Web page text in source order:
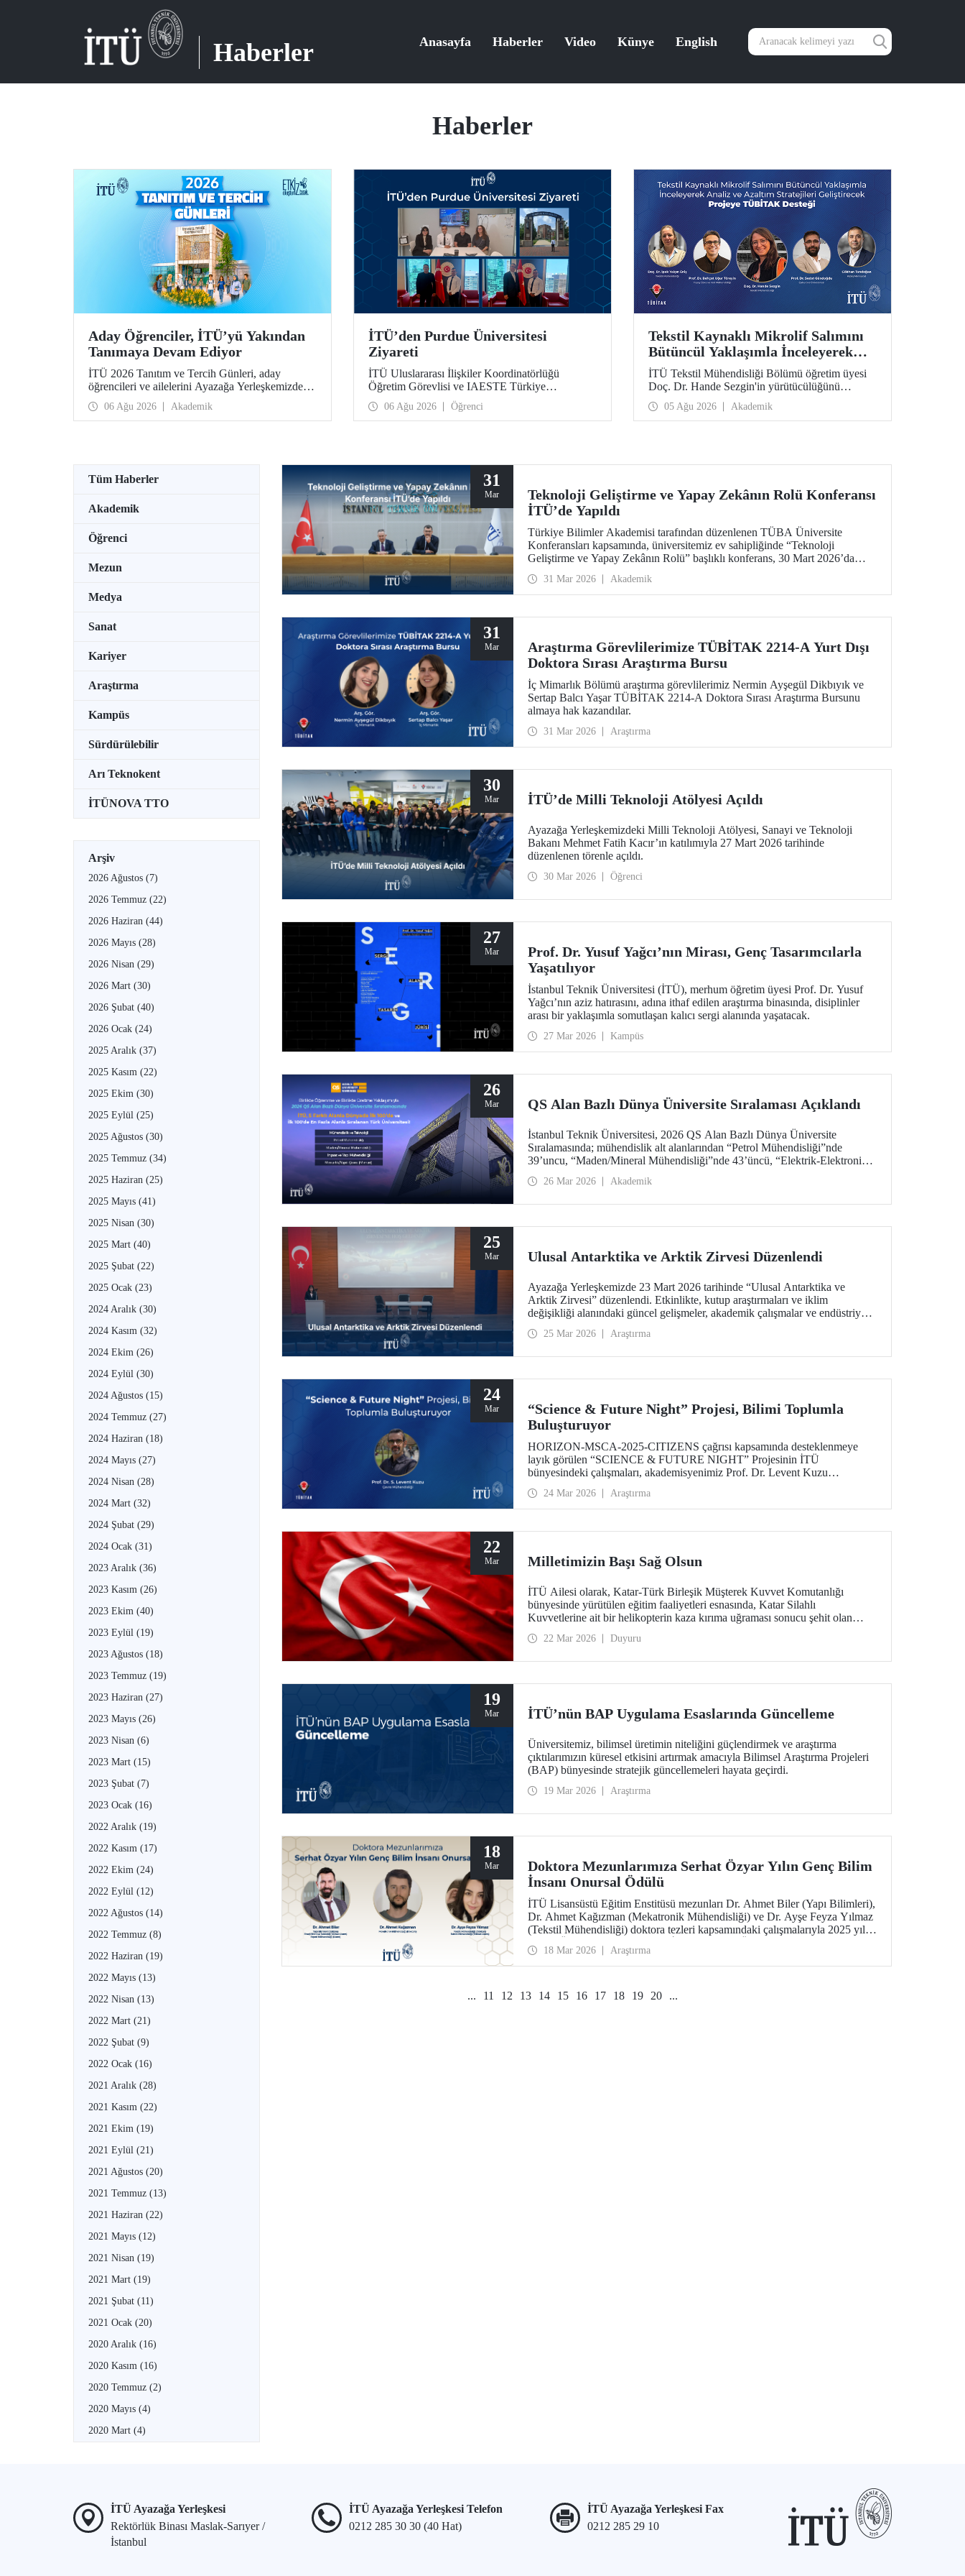
Haberler Anasayfa Haberler Video Künye English
Haberler
Aday Öğrenciler, İTÜ’yü Yakından
Tanımaya Devam Ediyor
İTÜ 2026 Tanıtım ve Tercih Günleri, aday
öğrencileri ve ailelerini Ayazağa Yerleşkemizde
ağırlamaya devam ediyor. Tanıtım ve Tercih
Günleri 7 Ağustos’ta tamamlanacak, ilgili fakülte
ve birimler adaylara bilgi vermeye devam edecek.
06 Ağu 2026 Akademik
İTÜ’den Purdue Üniversitesi
Ziyareti
İTÜ Uluslararası İlişkiler Koordinatörlüğü
Öğretim Görevlisi ve IAESTE Türkiye
Sorumlusu Cahit Okan, akademik ilişkileri ve iş
birliğini geliştirmek amacıyla 20-27 Temmuz
tarihlerinde ABD’de dünyanın önde gelen
06 Ağu 2026 Öğrenci
Tekstil Kaynaklı Mikrolif Salımını
Bütüncül Yaklaşımla İnceleyerek
Analiz ve Azaltım Stratejileri
Geliştirecek Projeye TÜBİTAK
Desteği
İTÜ Tekstil Mühendisliği Bölümü öğretim üyesi
Doç. Dr. Hande Sezgin'in yürütücülüğünü
üstlendiği “Sürdürülebilir Pamuk ve Polyester
Esaslı Tekstil Ürünlerinde Kullanım Koşullarına
Bağlı Mikrolif Salımı: Aşınma, UV Maruziyeti ve
proje, TÜBİTAK 2515 – COST Aksiyon Üyeleri
desteklenmeye hak kazandı.
05 Ağu 2026 Akademik
Tüm Haberler
Akademik
Öğrenci
Mezun
Medya
Sanat
Kariyer
Araştırma
Kampüs
Sürdürülebilir
Arı Teknokent
İTÜNOVA TTO
Arşiv
2026 Ağustos (7)
2026 Temmuz (22)
2026 Haziran (44)
2026 Mayıs (28)
2026 Nisan (29)
2026 Mart (30)
2026 Şubat (40)
2026 Ocak (24)
2025 Aralık (37)
2025 Kasım (22)
2025 Ekim (30)
2025 Eylül (25)
2025 Ağustos (30)
2025 Temmuz (34)
2025 Haziran (25)
2025 Mayıs (41)
2025 Nisan (30)
2025 Mart (40)
2025 Şubat (22)
2025 Ocak (23)
2024 Aralık (30)
2024 Kasım (32)
2024 Ekim (26)
2024 Eylül (30)
2024 Ağustos (15)
2024 Temmuz (27)
2024 Haziran (18)
2024 Mayıs (27)
2024 Nisan (28)
2024 Mart (32)
2024 Şubat (29)
2024 Ocak (31)
2023 Aralık (36)
2023 Kasım (26)
2023 Ekim (40)
2023 Eylül (19)
2023 Ağustos (18)
2023 Temmuz (19)
2023 Haziran (27)
2023 Mayıs (26)
2023 Nisan (6)
2023 Mart (15)
2023 Şubat (7)
2023 Ocak (16)
2022 Aralık (19)
2022 Kasım (17)
2022 Ekim (24)
2022 Eylül (12)
2022 Ağustos (14)
2022 Temmuz (8)
2022 Haziran (19)
2022 Mayıs (13)
2022 Nisan (13)
2022 Mart (21)
2022 Şubat (9)
2022 Ocak (16)
2021 Aralık (28)
2021 Kasım (22)
2021 Ekim (19)
2021 Eylül (21)
2021 Ağustos (20)
2021 Temmuz (13)
2021 Haziran (22)
2021 Mayıs (12)
2021 Nisan (19)
2021 Mart (19)
2021 Şubat (11)
2021 Ocak (20)
2020 Aralık (16)
2020 Kasım (16)
2020 Temmuz (2)
2020 Mayıs (4)
2020 Mart (4)
31
Mar
Teknoloji Geliştirme ve Yapay Zekânın Rolü Konferansı
İTÜ’de Yapıldı
Türkiye Bilimler Akademisi tarafından düzenlenen TÜBA Üniversite
Konferansları kapsamında, üniversitemiz ev sahipliğinde “Teknoloji
Geliştirme ve Yapay Zekânın Rolü” başlıklı konferans, 30 Mart 2026’da
31 Mar 2026 Akademik
31
Mar
Araştırma Görevlilerimize TÜBİTAK 2214-A Yurt Dışı
Doktora Sırası Araştırma Bursu
İç Mimarlık Bölümü araştırma görevlilerimiz Nermin Ayşegül Dikbıyık ve
Sertap Balcı Yaşar TÜBİTAK 2214-A Doktora Sırası Araştırma Bursunu
almaya hak kazandılar.
31 Mar 2026 Araştırma
30
Mar İTÜ’de Milli Teknoloji Atölyesi Açıldı
Ayazağa Yerleşkemizdeki Milli Teknoloji Atölyesi, Sanayi ve Teknoloji
Bakanı Mehmet Fatih Kacır’ın katılımıyla 27 Mart 2026 tarihinde
düzenlenen törenle açıldı.
30 Mar 2026 Öğrenci
27
Mar
Prof. Dr. Yusuf Yağcı’nın Mirası, Genç Tasarımcılarla
Yaşatılıyor
İstanbul Teknik Üniversitesi (İTÜ), merhum öğretim üyesi Prof. Dr. Yusuf
Yağcı’nın aziz hatırasını, adına ithaf edilen araştırma binasında, disiplinler
arası bir yaklaşımla somutlaşan kalıcı sergi alanında yaşatacak.
27 Mar 2026 Kampüs
26
Mar QS Alan Bazlı Dünya Üniversite Sıralaması Açıklandı
İstanbul Teknik Üniversitesi, 2026 QS Alan Bazlı Dünya Üniversite
Sıralamasında; mühendislik alt alanlarından “Petrol Mühendisliği”nde
39’uncu, “Maden/Mineral Mühendisliği”nde 43’üncü, “Elektrik-Elektronik
“İnşaat ve Yapı Mühendisliği”nde ise 51-100 aralığında bulunan İTÜ,
26 Mar 2026 Akademik
25
Mar Ulusal Antarktika ve Arktik Zirvesi Düzenlendi
Ayazağa Yerleşkemizde 23 Mart 2026 tarihinde “Ulusal Antarktika ve
Arktik Zirvesi” düzenlendi. Etkinlikte, kutup araştırmaları ve iklim
değişikliği alanındaki güncel gelişmeler, akademik çalışmalar ve endüstriyel
25 Mar 2026 Araştırma
24
Mar
“Science & Future Night” Projesi, Bilimi Toplumla
Buluşturuyor
HORIZON-MSCA-2025-CITIZENS çağrısı kapsamında desteklenmeye
layık görülen “SCIENCE & FUTURE NIGHT” Projesinin İTÜ
bünyesindeki çalışmaları, akademisyenimiz Prof. Dr. Levent Kuzu
dijital dönüşüm gibi küresel öncelikli alanlarda üretilen bilimsel çıktıların
toplumun tüm katmanlarına ulaştırılmasını ve araştırma kültürünün şehir
24 Mar 2026 Araştırma
22
Mar Milletimizin Başı Sağ Olsun
İTÜ Ailesi olarak, Katar-Türk Birleşik Müşterek Kuvvet Komutanlığı
bünyesinde yürütülen eğitim faaliyetleri esnasında, Katar Silahlı
Kuvvetlerine ait bir helikopterin kaza kırıma uğraması sonucu şehit olan
Allah'tan rahmet; ailelerine ve milletimize başsağlığı diliyoruz. Milletimizin
22 Mar 2026 Duyuru
19
Mar İTÜ’nün BAP Uygulama Esaslarında Güncelleme
Üniversitemiz, bilimsel üretimin niteliğini güçlendirmek ve araştırma
çıktılarımızın küresel etkisini artırmak amacıyla Bilimsel Araştırma Projeleri
(BAP) bünyesinde stratejik güncellemeleri hayata geçirdi.
19 Mar 2026 Araştırma
18
Mar
Doktora Mezunlarımıza Serhat Özyar Yılın Genç Bilim
İnsanı Onursal Ödülü
İTÜ Lisansüstü Eğitim Enstitüsü mezunları Dr. Ahmet Biler (Yapı Bilimleri),
Dr. Ahmet Kağızman (Mekatronik Mühendisliği) ve Dr. Ayşe Feyza Yılmaz
(Tekstil Mühendisliği) doktora tezleri kapsamındaki çalışmalarıyla 2025 yılı
18 Mar 2026 Araştırma
... 11 12 13 14 15 16 17 18 19 20 ...
İTÜ Ayazağa Yerleşkesi
Rektörlük Binası Maslak-Sarıyer /
İstanbul
İTÜ Ayazağa Yerleşkesi Telefon
0212 285 30 30 (40 Hat)
İTÜ Ayazağa Yerleşkesi Fax
0212 285 29 10